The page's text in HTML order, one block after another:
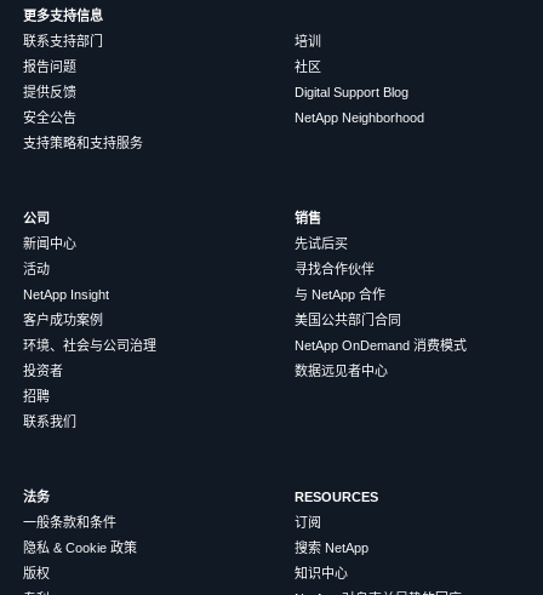
更多支持信息
联系支持部门
报告问题
提供反馈
安全公告
支持策略和支持服务
培训
社区
Digital Support Blog
NetApp Neighborhood
公司
新闻中心
活动
NetApp Insight
客户成功案例
环境、社会与公司治理
投资者
招聘
联系我们
销售
先试后买
寻找合作伙伴
与 NetApp 合作
美国公共部门合同
NetApp OnDemand 消费模式
数据远见者中心
法务
一般条款和条件
隐私 & Cookie 政策
版权
RESOURCES
订阅
搜索 NetApp
知识中心